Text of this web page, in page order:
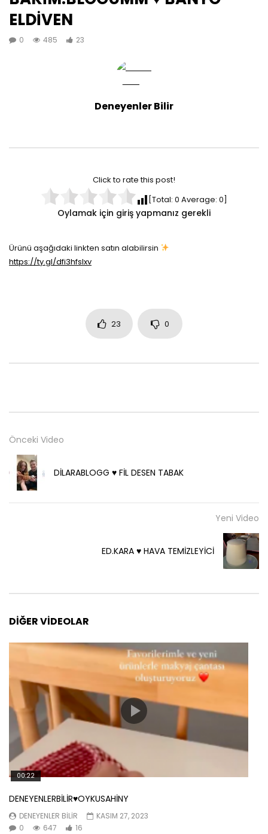
ELDİVEN
0 485 23
Deneyenler Bilir
Click to rate this post!
[Total: 0 Average: 0]
Oylamak için giriş yapmanız gerekli
Ürünü aşağıdaki linkten satın alabilirsin
https://ty.gl/dfi3hfslxv
23 0
Önceki Video
DİLARABLOGG ♥️ FİL DESEN TABAK
Yeni Video
ED.KARA ♥️ HAVA TEMİZLEYİCİ
DIĞER VIDEOLAR
00:22
DENEYENLERBİLİR♥️OYKUSAHİNY
DENEYENLER BILIR
KASIM 27, 2023
0
647 16